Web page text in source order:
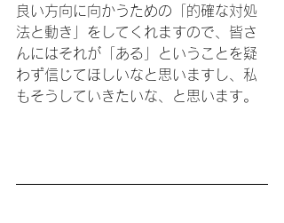
良い方向に向かうための「的確な対処
法と動き」をしてくれますので、皆さ
んにはそれが「ある」ということを疑
わず信じてほしいなと思いますし、私
もそうしていきたいな、と思います。